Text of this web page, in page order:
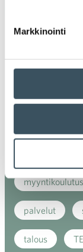
Markkinointi
kansainvälinen
kaupan
myyntikoulutus
palvelut
talous